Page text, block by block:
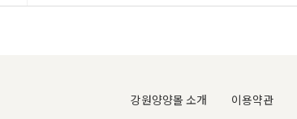
강원양양몰 소개 이용약관